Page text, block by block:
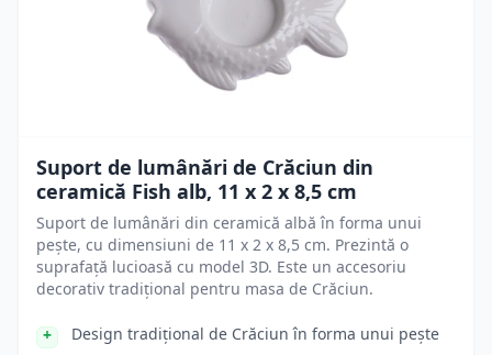
Suport de lumânări de Crăciun din
ceramică Fish alb, 11 x 2 x 8,5 cm
Suport de lumânări din ceramică albă în forma unui
pește, cu dimensiuni de 11 x 2 x 8,5 cm. Prezintă o
suprafață lucioasă cu model 3D. Este un accesoriu
decorativ tradițional pentru masa de Crăciun.
Design tradițional de Crăciun în forma unui pește